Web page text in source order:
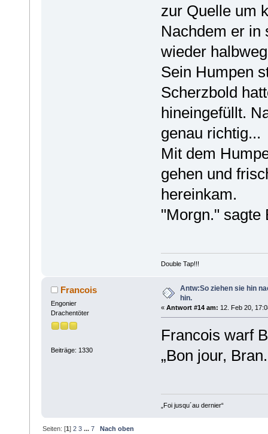
zur Quelle um
Nachdem er in
wieder
Sein Humpen
Scherzbold
hineingefüllt.
genau richtig...
Mit dem
gehen und
hereinkam.
"Morgn." sagte
Double Tap!!!
Francois
Engonier
Drachentöter
Beiträge: 1330
Antw:So ziehen sie hin
hin.
« Antwort #14 am: 12. Feb 20,
Francois warf
„Bon jour,
„Foi jusqu´au dernier“
Seiten: [1]2 3 ...7 Nach oben